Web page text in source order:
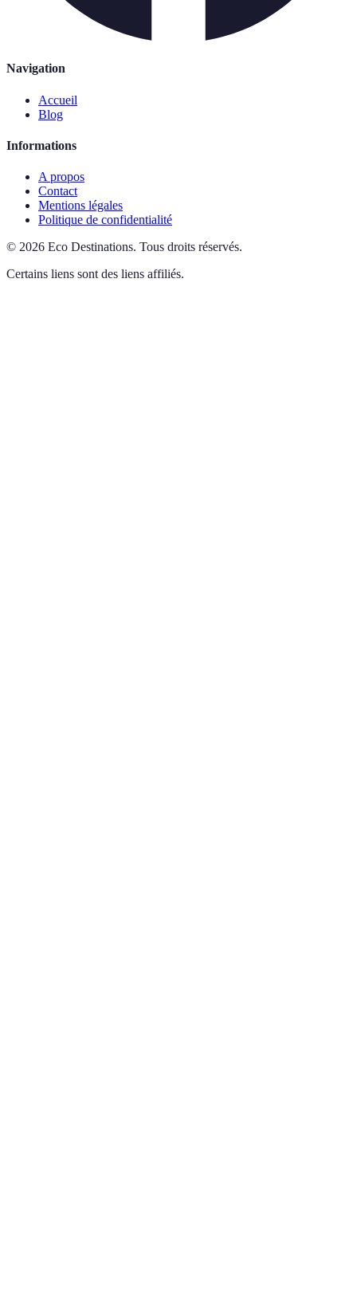
Navigation
Accueil
Blog
Informations
A propos
Contact
Mentions légales
Politique de confidentialité
© 2026 Eco Destinations. Tous droits réservés.
Certains liens sont des liens affiliés.